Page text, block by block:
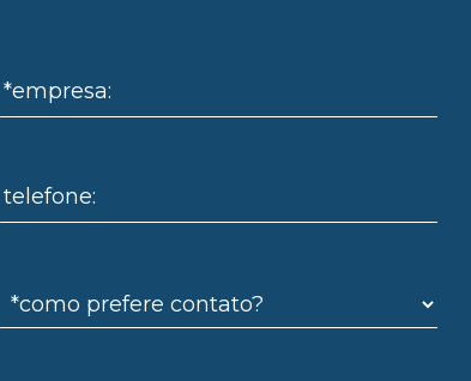
*empresa:
telefone: